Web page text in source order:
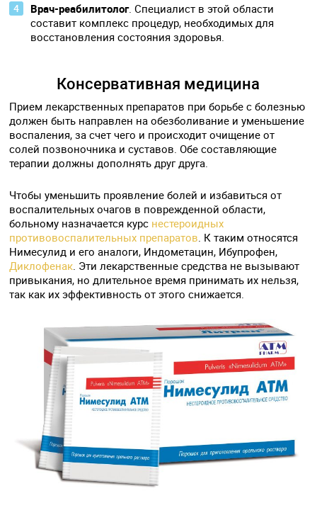
Врач-реабилитолог. Специалист в этой области
составит комплекс процедур, необходимых для
восстановления состояния здоровья.
Консервативная медицина
Прием лекарственных препаратов при борьбе с болезнью
должен быть направлен на обезболивание и уменьшение
воспаления, за счет чего и происходит очищение от
солей позвоночника и суставов. Обе составляющие
терапии должны дополнять друг друга.
Чтобы уменьшить проявление болей и избавиться от
воспалительных очагов в поврежденной области,
больному назначается курс нестероидных
противовоспалительных препаратов . К таким относятся
Нимесулид и его аналоги, Индометацин, Ибупрофен,
Диклофенак . Эти лекарственные средства не вызывают
привыкания, но длительное время принимать их нельзя,
так как их эффективность от этого снижается.